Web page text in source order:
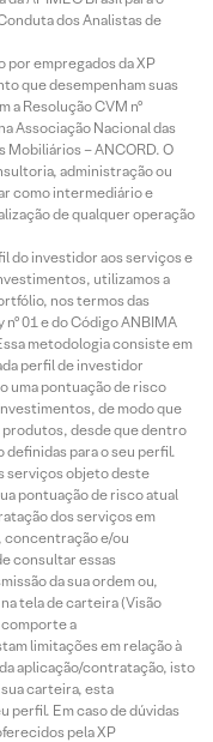
dos Analistas de
por empregados da XP
que desempenham suas
a Resolução CVM nº
Associação Nacional das
– ANCORD. O
administração ou
como intermediário e
de qualquer operação
do investidor aos serviços e
utilizamos a
nos termos das
01 e do Código ANBIMA
metodologia consiste em
perfil de investidor
uma pontuação de risco
de modo que
produtos, desde que dentro
para o seu perfil.
serviços objeto deste
pontuação de risco atual
dos serviços em
concentração e/ou
consultar essas
da sua ordem ou,
tela de carteira (Visão
comporte a
limitações em relação à
aplicação/contratação, isto
carteira, esta
perfil. Em caso de dúvidas
pela XP